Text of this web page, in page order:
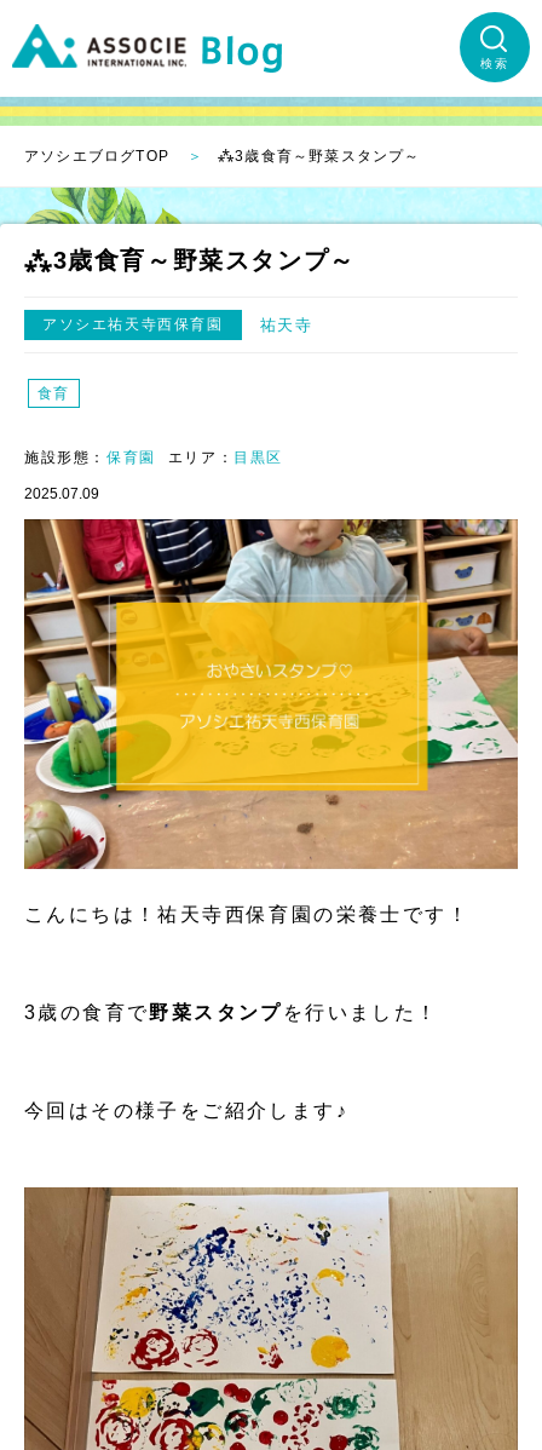
検索
アソシエブログTOP ⁂3歳食育～野菜スタンプ～
⁂3歳食育～野菜スタンプ～
アソシエ祐天寺西保育園 祐天寺
食育
施設形態： 保育園 エリア： 目黒区
2025.07.09
こんにちは！祐天寺西保育園の栄養士です！
3歳の食育で野菜スタンプ を行いました！
今回はその様子をご紹介します♪